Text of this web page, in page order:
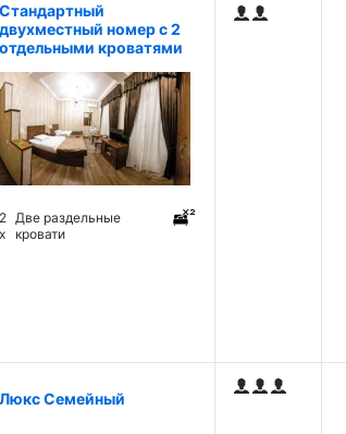
Стандартный
двухместный номер с 2
отдельными кроватями
2
x
Две раздельные
кровати
Люкс Семейный